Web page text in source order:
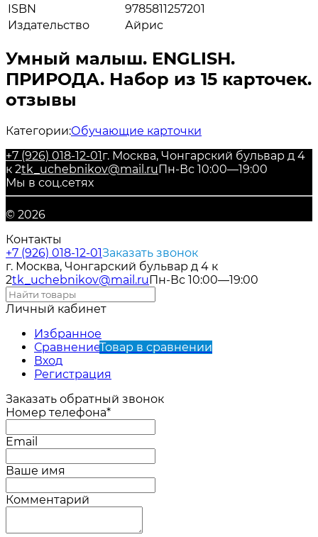
ISBN
9785811257201
Издательство
Айрис
Умный малыш. ENGLISH.
ПРИРОДА. Набор из 15 карточек.
отзывы
Категории:Обучающие карточки
+7 (926) 018-12-01г. Москва, Чонгарский бульвар д 4
к 2tk_uchebnikov@mail.ruПн-Вс 10:00—19:00
Мы в соц.сетях
© 2026
Контакты
+7 (926) 018-12-01Заказать звонок
г. Москва, Чонгарский бульвар д 4 к
2tk_uchebnikov@mail.ruПн-Вс 10:00—19:00
Личный кабинет
Избранное
СравнениеТовар в сравнении
Вход
Регистрация
Заказать обратный звонок
Номер телефона*
Email
Ваше имя
Комментарий